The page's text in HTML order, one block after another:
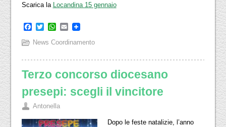
Scarica la Locandina 15 gennaio
Facebook
TwitterWhatsApp
Email
News Coordinamento
Terzo concorso diocesano
presepi: scegli il vincitore
Antonella
Dopo le feste natalizie, l’anno